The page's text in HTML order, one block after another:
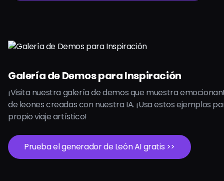
Galería de Demos para Inspiración
¡Visita nuestra galería de demos que muestra
de leones creadas con nuestra IA. ¡Usa estos ejemplos
propio viaje artístico!
Prueba el generador de León AI gratis >>